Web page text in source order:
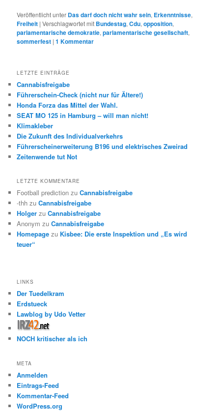
Veröffentlicht unter Das darf doch nicht wahr sein, Erkenntnisse,
Freiheit |Verschlagwortet mit Bundestag,Cdu,opposition,
parlamentarische demokratie,parlamentarische gesellschaft,
sommerfest |1 Kommentar
LETZTE EINTRÄGE
Cannabisfreigabe
Führerschein-Check (nicht nur für Ältere!)
Honda Forza das Mittel der Wahl.
SEAT MO 125 in Hamburg – will man nicht!
Klimakleber
Die Zukunft des Individualverkehrs
Führerscheinerweiterung B196 und elektrisches Zweirad
Zeitenwende tut Not
LETZTE KOMMENTARE
Football prediction zuCannabisfreigabe
-thh zuCannabisfreigabe
Holger zuCannabisfreigabe
Anonym zuCannabisfreigabe
Homepage zu Kisbee: Die erste Inspektion und „Es wird
teuer“
LINKS
Der Tuedelkram
Erdstueck
Lawblog by Udo Vetter
NOCH kritischer als ich
META
Anmelden
Eintrags-Feed
Kommentar-Feed
WordPress.org